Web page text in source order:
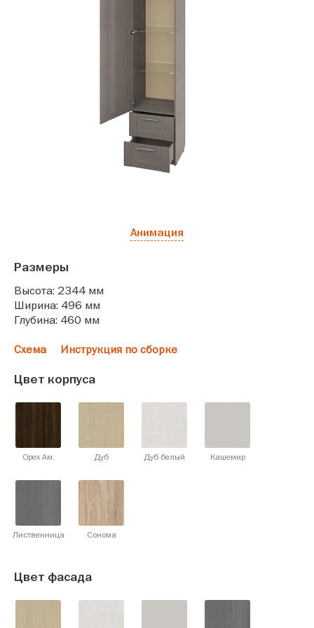
Анимация
Размеры
Высота: 2344 мм
Ширина: 496 мм
Глубина: 460 мм
Схема Инструкция по сборке
Цвет корпуса
Орех Ам. Дуб Дуб белый Кашемир
Лиственница Сонома
Цвет фасада